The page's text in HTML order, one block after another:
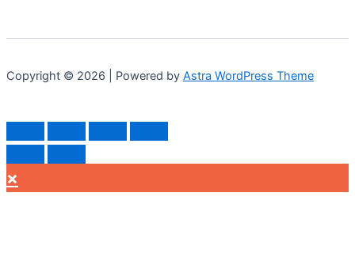
Copyright © 2026 | Powered by Astra WordPress Theme
×